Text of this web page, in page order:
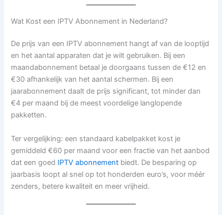
Wat Kost een IPTV Abonnement in Nederland?
De prijs van een IPTV abonnement hangt af van de looptijd
en het aantal apparaten dat je wilt gebruiken. Bij een
maandabonnement betaal je doorgaans tussen de €12 en
€30 afhankelijk van het aantal schermen. Bij een
jaarabonnement daalt de prijs significant, tot minder dan
€4 per maand bij de meest voordelige langlopende
pakketten.
Ter vergelijking: een standaard kabelpakket kost je
gemiddeld €60 per maand voor een fractie van het aanbod
dat een goed IPTV abonnement biedt. De besparing op
jaarbasis loopt al snel op tot honderden euro’s, voor méér
zenders, betere kwaliteit en meer vrijheid.